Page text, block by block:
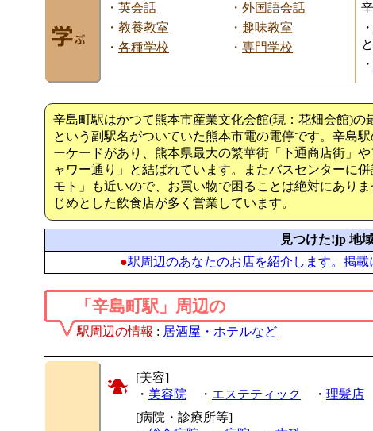
・ 英会話 ・ 外国語会話
・ 教養教室 ・ 趣味教室
・ 各種学校 ・ 専門学校
・
・
辛島町駅はかつて熊本市産業文化会館(現：花畑会館)の
という副駅名がついていた熊本市電の電停です。辛島
ーケードがあり、熊本県最大の繁華街「下通商店街」
ャワー通り」と結ばれています。またバスセンターに
モト」も近いので、お買い物で困ることは絶対にあり
じめとした飲食店が多く営業しています。
見つけた!jp 地
●駅周辺のあなたのお店を紹介します。掲
「辛島町駅」周辺の
駅周辺の情報 : 居酒屋・ホテルなど
[美容]
・ 美容院 ・ エステティック ・ 理髪店
[病院・診療所等]